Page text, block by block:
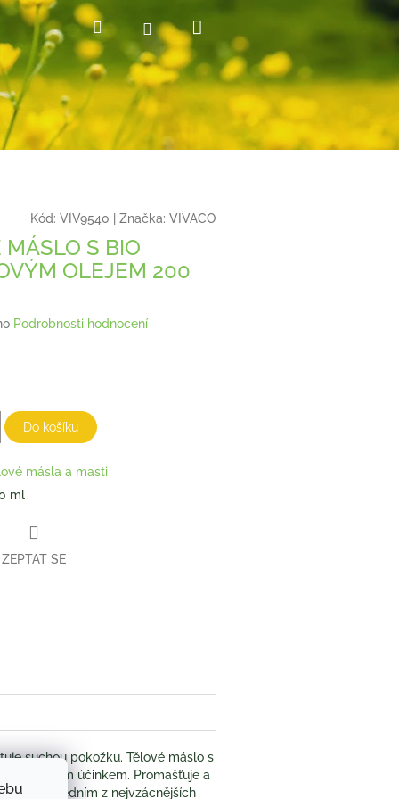
HledatPřihlášení
košík
Kód: VIV9540 Značka: VIVACO
MÁSLO S BIO
OLEJEM 200
Podrobnosti hodnocení
Do košíku
másla a masti
ml
ZEPTAT SE
suchou pokožku. Tělové máslo s
účinkem. Promašťuje a
je jedním z nejvzácnějších